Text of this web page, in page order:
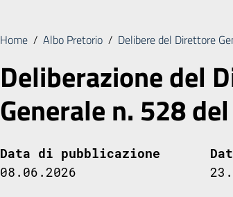
Home / Albo Pretorio / Delibere del Direttore
Deliberazione del
Generale n. 528
Data di pubblicazione
08.06.2026